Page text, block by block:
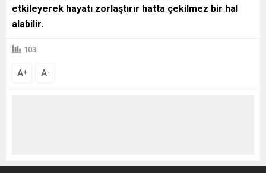
etkileyerek hayatı zorlaştırır hatta çekilmez bir hal
alabilir.
103
A+ A-